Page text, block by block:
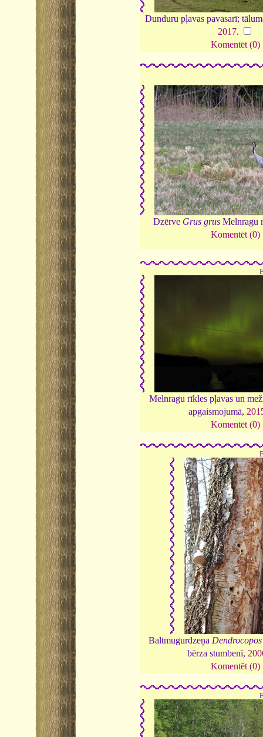
Dunduru pļavas pavasarī;
2017.
Komentēt (0)
Dzērve Grus grus Melnragu
Komentēt (0)
Melnragu rīkles pļavas un
apgaismojumā,
Komentēt (0)
Baltmugurdzeņa
bērza stumbenī,
Komentēt (0)